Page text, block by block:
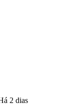
2 dias